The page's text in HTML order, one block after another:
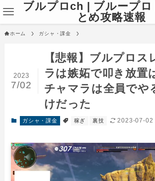
ブルプロch | ブループロ
とめ攻略速報
ホーム ガシャ・課金
【悲報】ブルプロス
ラは嫉妬で叩き放置
チャマラは全員でや
けだった
2023
7/02
ガシャ・課金 稼ぎ 裏技 2023-07-02